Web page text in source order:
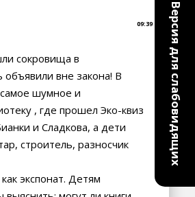
Версия для слабовидящих
09:39
сокровища в
вне закона! В
шумное и
, где прошел Эко-квиз
и Сладкова, а дети
строитель, разносчик
экспонат. Детям